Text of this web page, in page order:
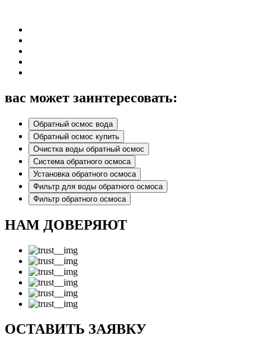
вас может заинтересовать:
Обратный осмос вода
Обратный осмос купить
Очистка воды обратный осмос
Система обратного осмоса
Установка обратного осмоса
Фильтр для воды обратного осмоса
Фильтр обратного осмоса
НАМ ДОВЕРЯЮТ
ОСТАВИТЬ ЗАЯВКУ